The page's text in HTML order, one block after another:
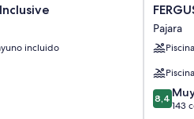
incluido
FERGUS
Cactus
Garden
Pajara
Pajara
Piscina
8.4
sobre
8,4
143